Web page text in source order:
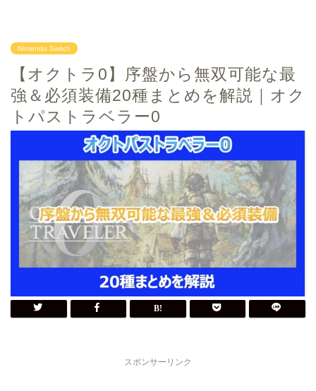
Nintendo Switch
【オクトラ0】序盤から無双可能な最
強＆必須装備20種まとめを解説｜オク
トパストラベラー0
スポンサーリンク